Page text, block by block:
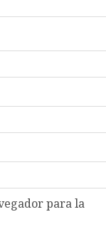
para la